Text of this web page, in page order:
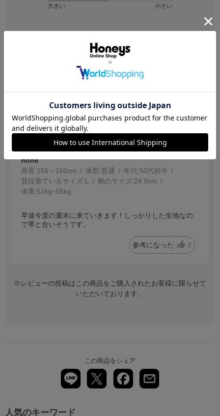
大きい 小さい
めっちゃオシャレ！
色：アイボリー
:ちょうどいい
hone
身長:156～160cm 体型:普通 年代:50代前半
普段着ているサイズ:L 靴のサイズ:24.0cm
体重:51kg~55kg
早速今度の週末に来ていきます！しっかりした生地なの
で帯と合いそうです。
参考になった 2
※レビューの投稿はこの商品をご購入されたお客様に限らせて
いただいております。
この商品をシェア
人気のキーワード